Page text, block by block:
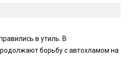
в утиль. В
борьбу с автохламом на